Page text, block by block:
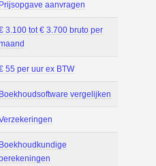
Prijsopgave
€ 3.100 tot € 3.700
maand